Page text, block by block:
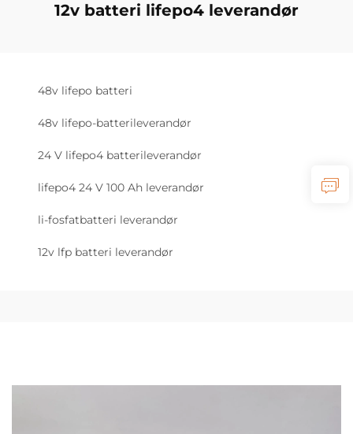
12v batteri lifepo4 leverandør
48v lifepo batteri
48v lifepo-batterileverandør
24 V lifepo4 batterileverandør
lifepo4 24 V 100 Ah leverandør
li-fosfatbatteri leverandør
12v lfp batteri leverandør